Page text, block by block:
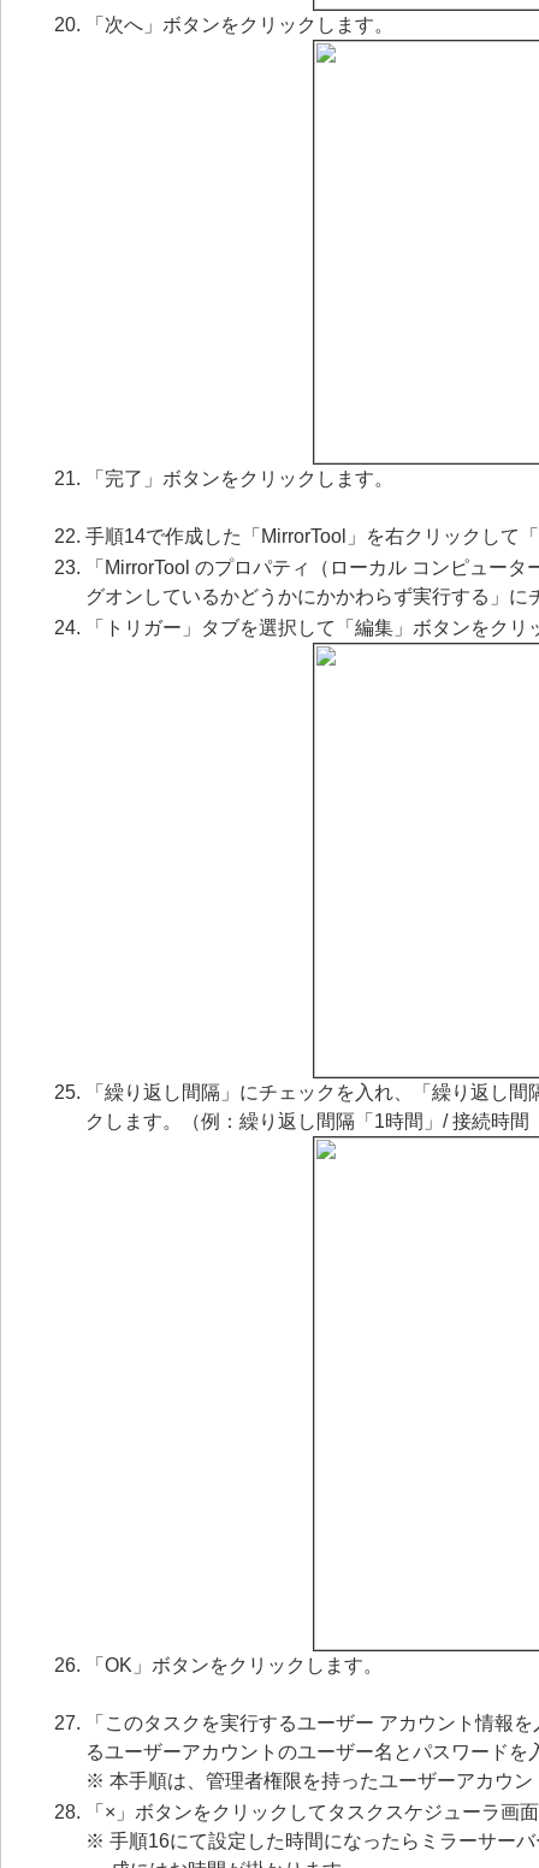
「次へ」ボタンをクリックします。
「完了」ボタンをクリックします。
手順14で作成した「MirrorTool」を右クリックして
「MirrorTool のプロパティ（ローカル コンピュー
グオンしているかどうかにかかわらず実行する」に
「トリガー」タブを選択して「編集」ボタンをクリ
「繰り返し間隔」にチェックを入れ、「繰り返し
クします。（例：繰り返し間隔「1時間」/ 接続時間
「OK」ボタンをクリックします。
「このタスクを実行するユーザー アカウント情報
るユーザーアカウントのユーザー名とパスワード
※ 本手順は、管理者権限を持ったユーザーアカウ
「×」ボタンをクリックしてタスクスケジューラ画
※ 手順16にて設定した時間になったらミラーサー